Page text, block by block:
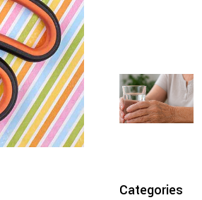
Categories